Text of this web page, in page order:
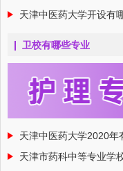
天津中医药大学开设有
卫校有哪些专业
天津中医药大学2020年
天津市药科中等专业学